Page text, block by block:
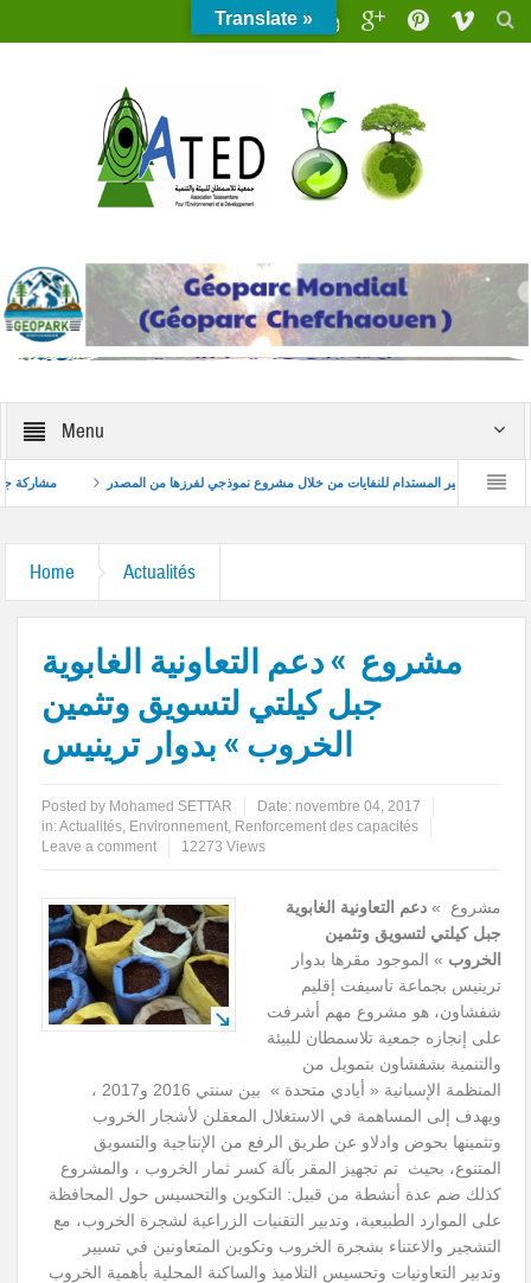
Menu
تعزيز التدبير المستدام للنفايات من خلال مشروع نموذجي لفرزها من البيئي للشباب
Home Actualités
مشروع » دعم التعاونية الغابوية
جبل كيلتي لتسويق وتثمين
الخروب » بدوار ترينيس
Posted by Mohamed SETTAR Date: novembre 04, 2017
in:Actualités, Environnement, Renforcement des capacités
Leave a comment
12273 Views
مشروع »دعم التعاونية الغابوية
جبل كيلتي لتسويق وتثمين
الخروب » الموجود مقرها بدوار
ترينيس بجماعة تاسيفت إقليم
شفشاون، هو مشروع مهم أشرفت
على إنجازه جمعية تلاسمطان للبيئة
والتنمية بشفشاون بتمويل من
المنظمة الإسبانية « أيادي متحدة » بين سنتي 2016 و2017 ،
ويهدف إلى المساهمة في الاستغلال المعقلن لأشجار الخروب
وتثمينها بحوض وادلاو عن طريق الرفع من الإنتاجية والتسويق
المتنوع، بحيث تم تجهيز المقر بآلة كسر ثمار الخروب ، والمشروع
كذلك ضم عدة أنشطة من قبيل: التكوين والتحسيس حول المحافظة
على الموارد الطبيعية، وتدبير التقنيات الزراعية لشجرة الخروب، مع
التشجير والاعتناء بشجرة الخروب وتكوين المتعاونين في تسيير
وتدبير التعاونيات وتحسيس التلاميذ والساكنة المحلية بأهمية الخروب
Translate »